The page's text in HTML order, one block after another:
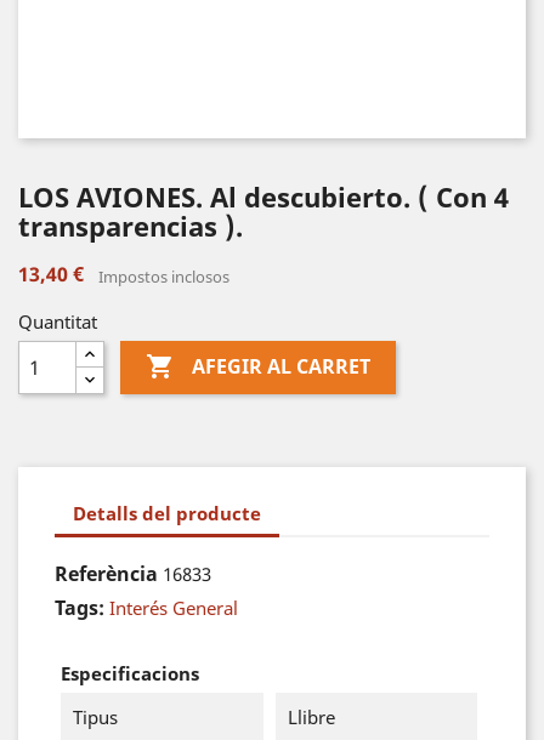
LOS AVIONES. Al descubierto. ( Con 4
transparencias ).
13,40 € Impostos inclosos
Quantitat
 AFEGIR AL CARRET
Detalls del producte
Referència 16833
Tags: Interés General
Especificacions
Tipus
Llibre